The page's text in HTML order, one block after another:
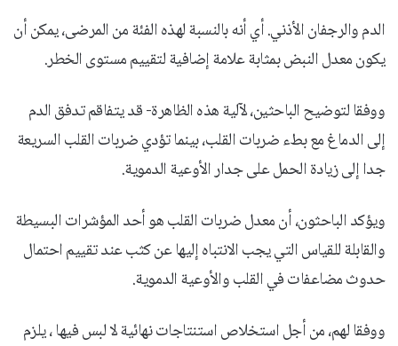
الدم والرجفان الأذني. أي أنه بالنسبة لهذه الفئة من المرضى، يمكن أن
يكون معدل النبض بمثابة علامة إضافية لتقييم مستوى الخطر.
ووفقا لتوضيح الباحثين، لآلية هذه الظاهرة- قد يتفاقم تدفق الدم
إلى الدماغ مع بطء ضربات القلب، بينما تؤدي ضربات القلب السريعة
جدا إلى زيادة الحمل على جدار الأوعية الدموية.
ويؤكد الباحثون، أن معدل ضربات القلب هو أحد المؤشرات البسيطة
والقابلة للقياس التي يجب الانتباه إليها عن كثب عند تقييم احتمال
حدوث مضاعفات في القلب والأوعية الدموية.
ووفقا لهم، من أجل استخلاص استنتاجات نهائية لا لبس فيها ، يلزم